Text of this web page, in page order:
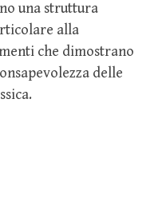
una struttura
alla
che dimostrano
delle